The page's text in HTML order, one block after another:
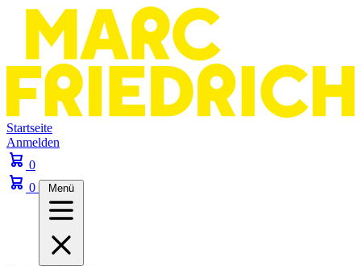
Startseite
Anmelden
0
0
Menü